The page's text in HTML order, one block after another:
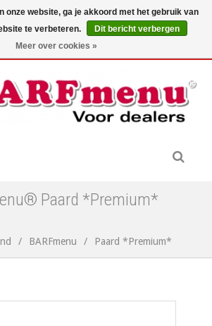
Paard *Premium*
/ BARFmenu / Paard *Premium*
onze website, ga je akkoord met het gebruik van
te verbeteren.
Dit bericht verbergen
Meer over cookies »